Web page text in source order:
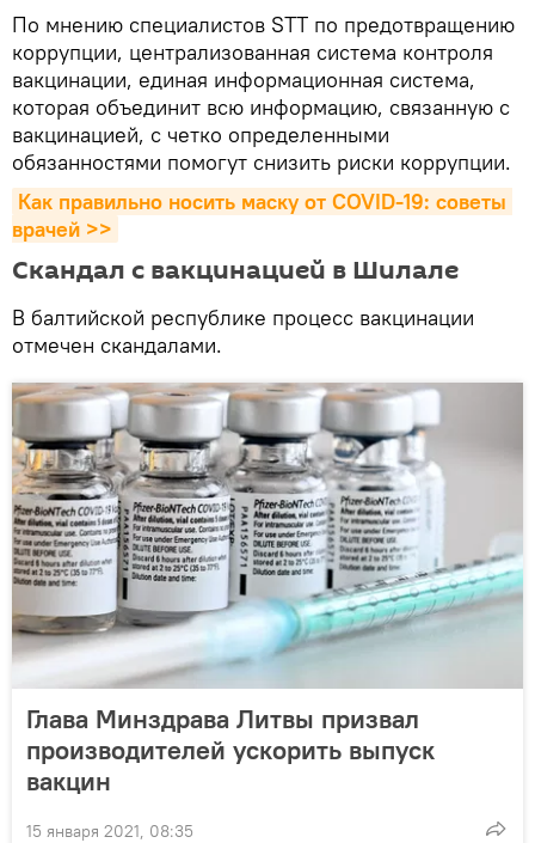
По мнению специалистов STT по предотвращению
коррупции, централизованная система контроля
вакцинации, единая информационная система,
которая объединит всю информацию, связанную с
вакцинацией, с четко определенными
обязанностями помогут снизить риски коррупции.
Как правильно носить маску от COVID-19: советы
врачей >>
Скандал с вакцинацией в Шилале
В балтийской республике процесс вакцинации
отмечен скандалами.
Глава Минздрава Литвы призвал
производителей ускорить выпуск
вакцин
15 января 2021, 08:35